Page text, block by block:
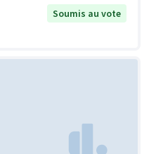
Soumis au vote